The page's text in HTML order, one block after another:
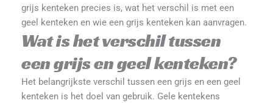
grijs kenteken precies is, wat het verschil is met een
geel kenteken en wie een grijs kenteken kan aanvragen.
Wat is het verschil tussen
een grijs en geel kenteken?
Het belangrijkste verschil tussen een grijs en een geel
kenteken is het doel van gebruik. Gele kentekens